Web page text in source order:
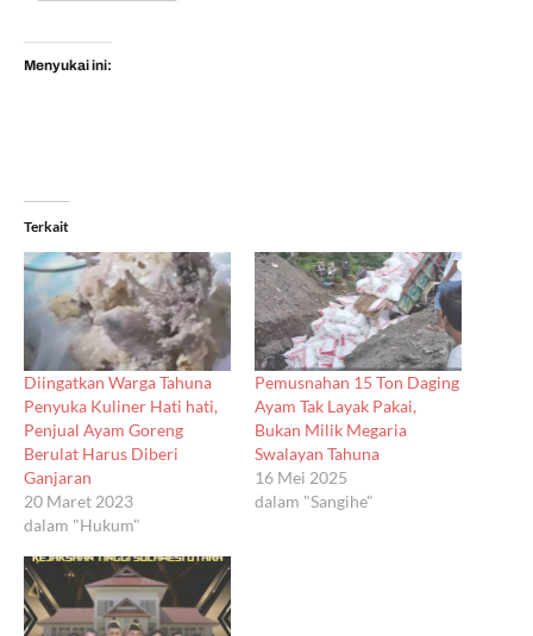
Menyukai ini:
Terkait
Diingatkan Warga Tahuna
Penyuka Kuliner Hati hati,
Penjual Ayam Goreng
Berulat Harus Diberi
Ganjaran
20 Maret 2023
dalam "Hukum"
Pemusnahan 15 Ton Daging
Ayam Tak Layak Pakai,
Bukan Milik Megaria
Swalayan Tahuna
16 Mei 2025
dalam "Sangihe"